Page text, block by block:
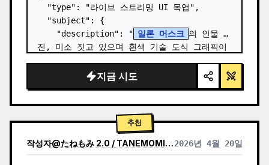
  "type": "라이브 스트리밍 UI 목업",
  "subject": {
    "description": "
일론 머스크 의 인물 사
진, 미소 짓고 있으며 흰색 기술 도식 그래픽이
    "background": "왼쪽에는 '
SPACEX ' 텍
스트가 있는 화면,…
지금 시도
추천
작성자@たねもみ 2.0 / TANEMOMI VER2.0 2026년 4월 20일